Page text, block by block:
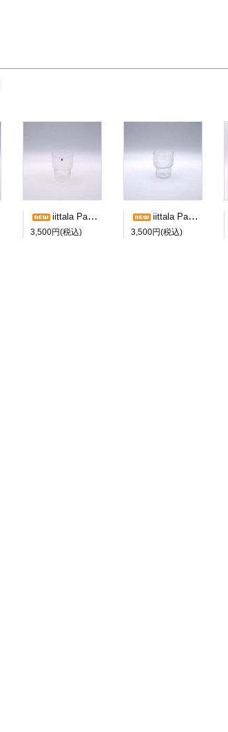
iittala Paadar ショットグラス b
3,500円(税込)
iittala Paadar ショットグラス c
3,500円(税込)